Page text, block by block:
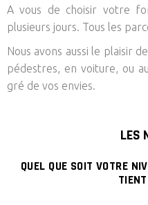
A vous de choisir votre
plusieurs jours. Tous les
Nous avons aussi le plaisir
pédestres, en voiture, ou
gré de vos envies.
LES
QUEL QUE SOIT VOTRE